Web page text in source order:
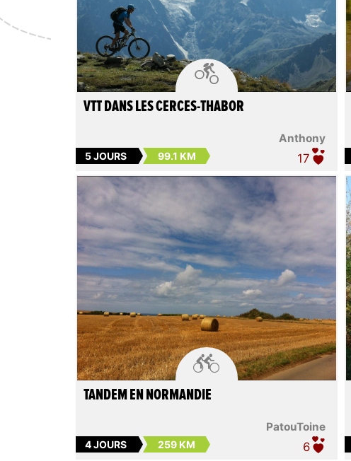

Anthony
VTT DANS LES CERCES-THABOR
5 JOURS 99.1 KM 17

PatouToine
TANDEM EN NORMANDIE
4 JOURS 259 KM 6